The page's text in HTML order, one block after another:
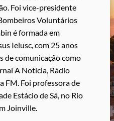
Foi vice-presidente
Voluntários
é formada em
Ielusc, com 25 anos
de comunicação como
A Notícia, Rádio
FM. Foi professora de
Estácio de Sá, no Rio
Joinville.